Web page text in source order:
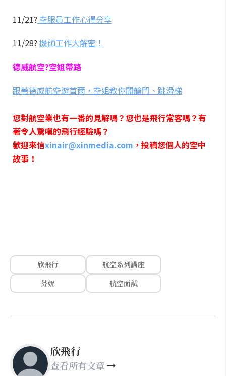
11/21? 空服員工作心得分享
11/28? 機師工作大解密！
德威航空?空姐帶路
跟著德威航空遊首爾，空姐教你開艙門、跳滑梯
您對航空業也有一番的見解嗎？您也是飛行常客嗎？有
著令人驚嘆的飛行經驗嗎？
歡迎來信xinair@xinmedia.com ，投稿您個人的空中
故事！
欣飛行
航空系列講座
芬妮
航空面試
欣飛行
查看所有文章